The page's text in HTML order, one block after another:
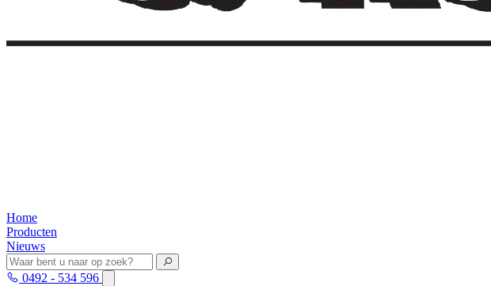
Home
Producten
Nieuws
0492 - 534 596